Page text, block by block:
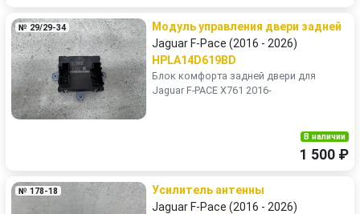
№ 29/29-34
Модуль управления двери задней
Jaguar F-Pace (2016 - 2026)
HPLA14D619BD
Блок комфорта задней двери для
Jaguar F-PACE X761 2016-
В наличии
1 500 ₽
№ 178-18
Усилитель антенны
Jaguar F-Pace (2016 - 2026)